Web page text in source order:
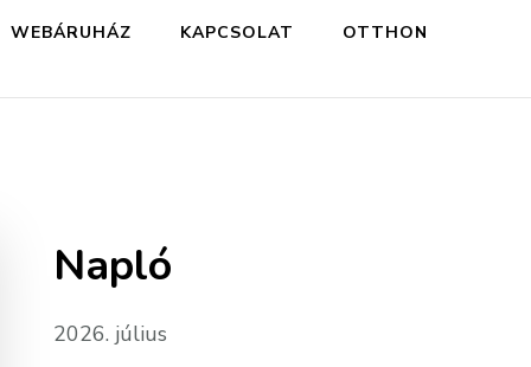
WEBÁRUHÁZ KAPCSOLAT OTTHON
Napló
2026. július